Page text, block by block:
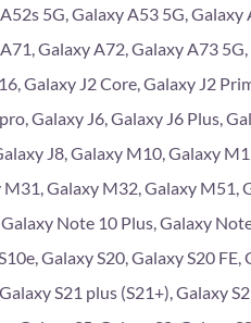
5G, Galaxy A53 5G,
Galaxy A72, Galaxy A73
Galaxy J2 Core, Galaxy J2
Galaxy J6, Galaxy J6 Plus,
J8, Galaxy M10, Galaxy
Galaxy M32, Galaxy M51,
Note 10 Plus, Galaxy
Galaxy S20, Galaxy S20
S21 plus (S21+), Galaxy